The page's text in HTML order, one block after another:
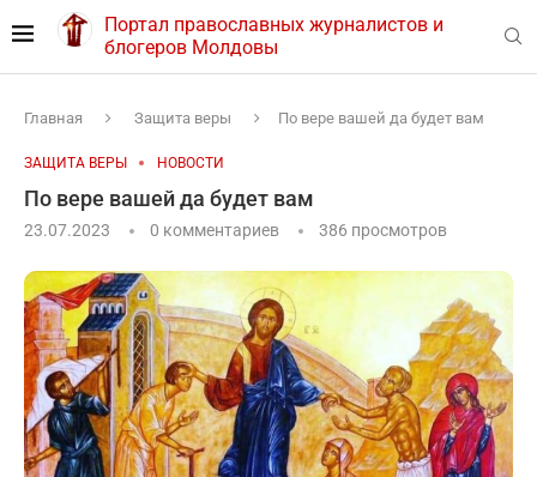
Портал православных журналистов и
блогеров Молдовы
Главная Защита веры По вере вашей да будет вам
ЗАЩИТА ВЕРЫ НОВОСТИ
По вере вашей да будет вам
23.07.2023 0 комментариев 386 просмотров